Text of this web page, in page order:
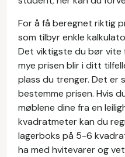
For å få beregnet riktig
som tilbyr enkle
Det viktigste du bør vite
mye prisen blir i ditt
plass du trenger. Det er
bestemme prisen. Hvis
møblene dine fra en
kvadratmeter kan du
lagerboks på 5-6
ha med hvitevarer og